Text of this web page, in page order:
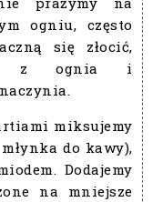
ogniu, często
się złocić,
z ognia i
miksujemy
do kawy),
Dodajemy
na mniejsze